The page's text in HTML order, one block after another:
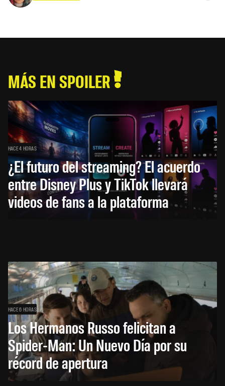
MÁS EN SPOILER
HACE 4 HORAS
¿El futuro del streaming? El acuerdo
entre Disney Plus y TikTok llevará
videos de fans a la plataforma
HACE 6 HORAS
Los Hermanos Russo felicitan a
Spider-Man: Un Nuevo Día por su
récord de apertura